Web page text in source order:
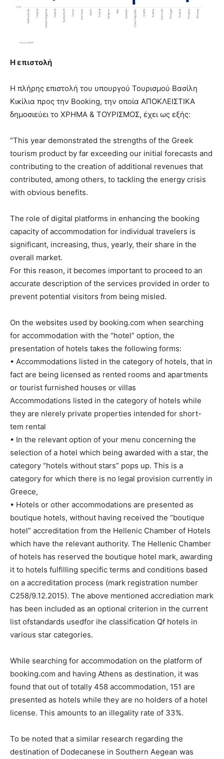
Η επιστολή
Η πλήρης επιστολή του υπουργού Τουρισμού Βασίλη
Κικίλια προς την Booking, την οποία ΑΠΟΚΛΕΙΣΤΙΚΑ
δημοσιεύει το ΧΡΗΜΑ & ΤΟΥΡΙΣΜΟΣ, έχει ως εξής:
“This year demonstrated the strengths of the Greek
tourism product by far exceeding our initial forecasts and
contributing to the creation of additional revenues that
contributed, among others, to tackling the energy crisis
with obvious benefits.
The role of digital platforms in enhancing the booking
capacity of accommodation for individual travelers is
significant, increasing, thus, yearly, their share in the
overall market.
For this reason, it becomes important to proceed to an
accurate description of the services provided in order to
prevent potential visitors from being misled.
On the websites used by booking.com when searching
for accommodation with the “hotel” option, the
presentation of hotels takes the following forms:
• Accommodations listed in the category of hotels, that in
fact are being licensed as rented rooms and apartments
or tourist furnished houses or villas
Accommodations listed in the category of hotels while
they are nlerely private properties intended for short-
tem rental
• In the relevant option of your menu concerning the
selection of a hotel which being awarded with a star, the
category “hotels without stars” pops up. This is a
category for which there is no legal provision currently in
Greece,
• Hotels or other accommodations are presented as
boutique hotels, without having received the “boutique
hotel” accreditation from the Hellenic Chamber of Hotels
which have the relevant authority. The Hellenic Chamber
of hotels has reserved the boutique hotel mark, awarding
it to hotels fulfilling specific terms and conditions based
on a accreditation process (mark registration number
C258/9.12.2015). The above mentioned accrediation mark
has been included as an optional criterion in the current
list ofstandards usedfor ihe classification Qf hotels in
various star categories.
While searching for accommodation on the platform of
booking.com and having Athens as destination, it was
found that out of totally 458 accommodation, 151 are
presented as hotels while they are no holders of a hotel
license. This amounts to an illegality rate of 33%.
To be noted that a similar research regarding the
destination of Dodecanese in Southern Aegean was